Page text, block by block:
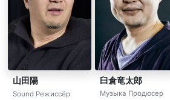
山田陽
Sound Режиссёр
臼倉竜太郎
Музыка Продюсер